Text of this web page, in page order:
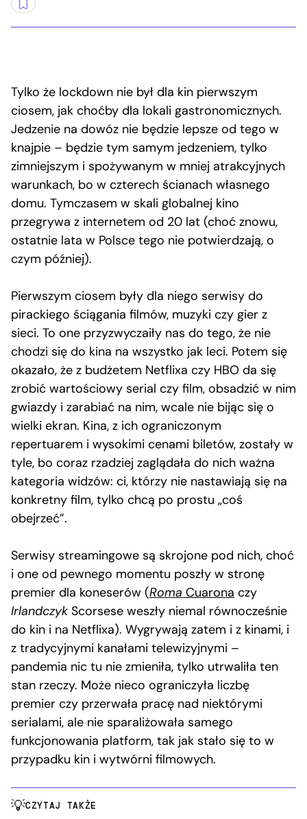
Tylko że lockdown nie był dla kin pierwszym
ciosem, jak choćby dla lokali gastronomicznych.
Jedzenie na dowóz nie będzie lepsze od tego w
knajpie – będzie tym samym jedzeniem, tylko
zimniejszym i spożywanym w mniej atrakcyjnych
warunkach, bo w czterech ścianach własnego
domu. Tymczasem w skali globalnej kino
przegrywa z internetem od 20 lat (choć znowu,
ostatnie lata w Polsce tego nie potwierdzają, o
czym później).
Pierwszym ciosem były dla niego serwisy do
pirackiego ściągania filmów, muzyki czy gier z
sieci. To one przyzwyczaiły nas do tego, że nie
chodzi się do kina na wszystko jak leci. Potem się
okazało, że z budżetem Netflixa czy HBO da się
zrobić wartościowy serial czy film, obsadzić w nim
gwiazdy i zarabiać na nim, wcale nie bijąc się o
wielki ekran. Kina, z ich ograniczonym
repertuarem i wysokimi cenami biletów, zostały w
tyle, bo coraz rzadziej zaglądała do nich ważna
kategoria widzów: ci, którzy nie nastawiają się na
konkretny film, tylko chcą po prostu „coś
obejrzeć”.
Serwisy streamingowe są skrojone pod nich, choć
i one od pewnego momentu poszły w stronę
premier dla koneserów (Roma Cuarona czy
Irlandczyk Scorsese weszły niemal równocześnie
do kin i na Netflixa). Wygrywają zatem i z kinami, i
z tradycyjnymi kanałami telewizyjnymi –
pandemia nic tu nie zmieniła, tylko utrwaliła ten
stan rzeczy. Może nieco ograniczyła liczbę
premier czy przerwała pracę nad niektórymi
serialami, ale nie sparaliżowała samego
funkcjonowania platform, tak jak stało się to w
przypadku kin i wytwórni filmowych.
CZYTAJ TAKŻE